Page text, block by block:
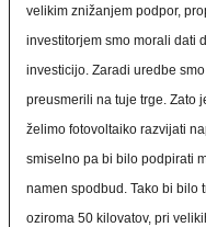
velikim znižanjem podpor,
investitorjem smo morali dati
investicijo. Zaradi uredbe
preusmerili na tuje trge. Zato
želimo fotovoltaiko razvijati
smiselno pa bi bilo podpirati
namen spodbud. Tako bi bilo
oziroma 50 kilovatov, pri